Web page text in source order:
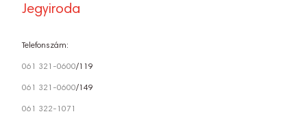
Jegyiroda
Telefonszám:
061 321-0600/119
061 321-0600/149
061 322-1071